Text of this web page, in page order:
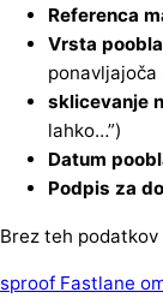
Referenca
Vrsta
ponavljajoča
sklicevanje
lahko…”)
Datum
Podpis za
Brez teh
sproof Fastlane